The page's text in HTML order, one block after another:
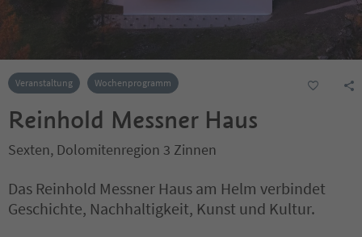
Veranstaltung Wochenprogramm
Reinhold Messner Haus
Sexten, Dolomitenregion 3 Zinnen
Das Reinhold Messner Haus am Helm verbindet
Geschichte, Nachhaltigkeit, Kunst und Kultur.